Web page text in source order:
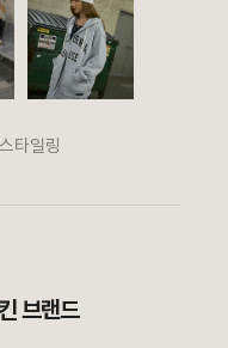
타일링
브랜드